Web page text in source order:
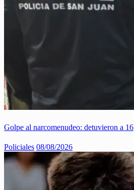
Golpe al narcomenudeo: detuvieron a 16
Policiales 08/08/2026